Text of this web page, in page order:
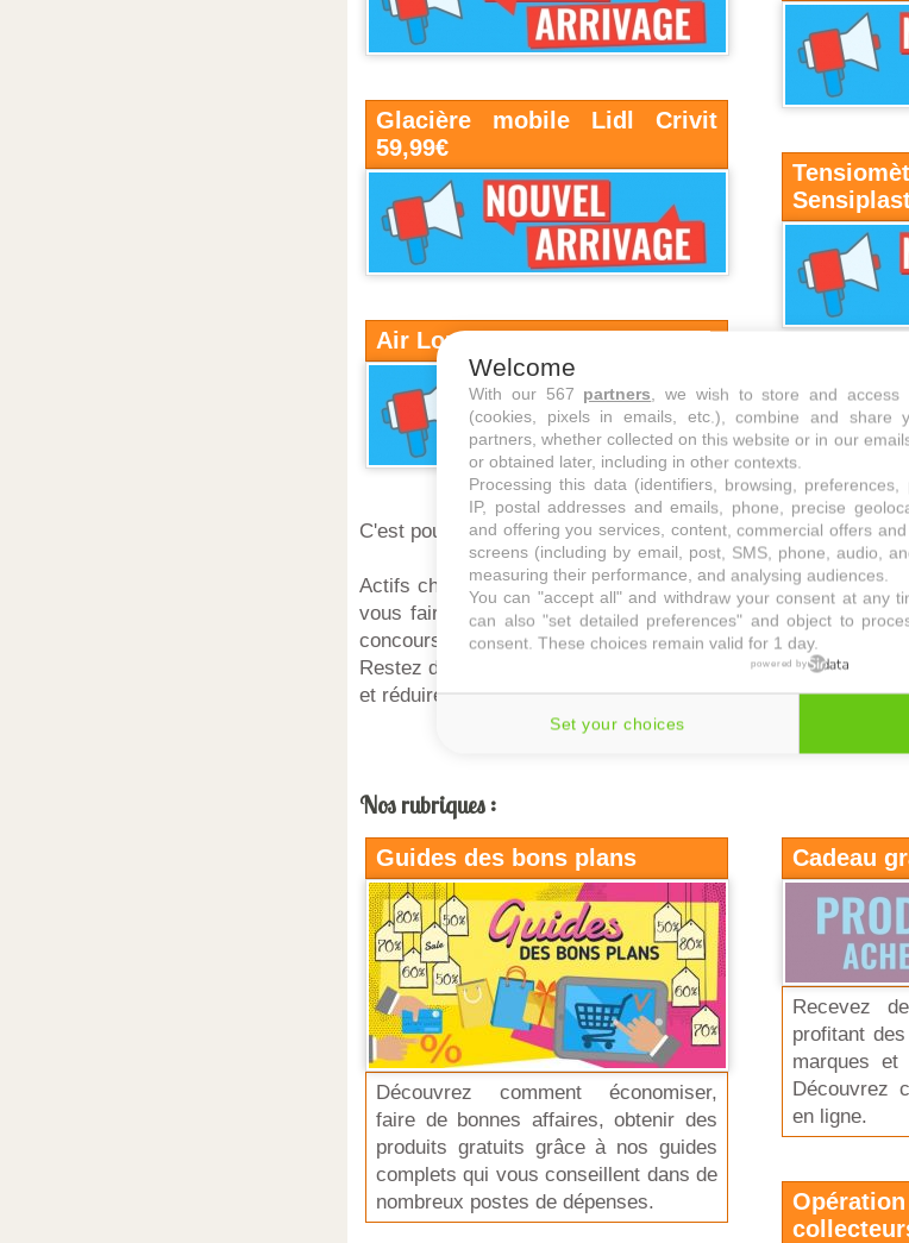
Glacière mobile Lidl Crivit
59,99€
Air Lounge Lidl Crivit 11,99€
C'est pour cela que notre communauté fait de ses trouvailles
Actifs chercheurs de bons plans, nous partageons des
vous faire bénéficier deréductions sur les e-commerces,
concours, de produits 100% remboursés ou avec des
Restez donc vigilants,
! Profitez de nos
et réduire les prix de vos prochains achats.
Nos rubriques :
Guides des bons plans
Découvrez comment économiser,
faire de bonnes affaires, obtenir des
produits gratuits grâce à nos guides
complets qui vous conseillent dans de
nombreux postes de dépenses.
Cadeau
Recevez
profitant
marques et
Découvrez
en ligne.
Welcome
With our 567 partners , we wish to store and access
(cookies, pixels in emails, etc.), combine and share
partners, whether collected on this website or in our
or obtained later, including in other contexts.
Processing this data (identifiers, browsing, preferences,
IP, postal addresses and emails, phone, precise
and offering you services, content, commercial offers
screens (including by email, post, SMS, phone, audio,
measuring their performance, and analysing audiences.
You can "accept all" and withdraw your consent at any
can also "set detailed preferences" and object to
consent. These choices remain valid for 1 day.
powered by
Set your choices